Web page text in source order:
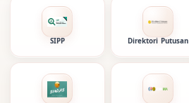
SIPP Direktori Putusan